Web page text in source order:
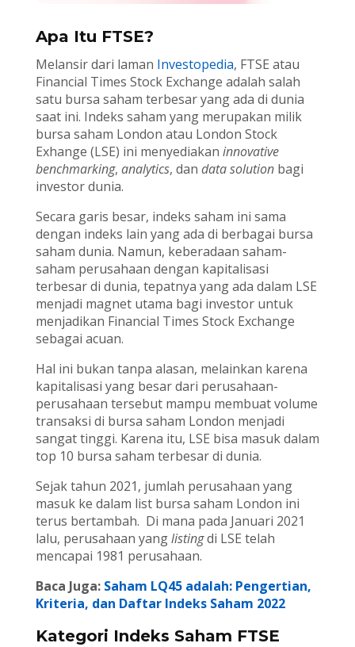
Apa Itu FTSE?
Melansir dari laman Investopedia, FTSE atau
Financial Times Stock Exchange adalah salah
satu bursa saham terbesar yang ada di dunia
saat ini. Indeks saham yang merupakan milik
bursa saham London atau London Stock
Exhange (LSE) ini menyediakan innovative
benchmarking, analytics, dan data solutionbagi
investor dunia.
Secara garis besar, indeks saham ini sama
dengan indeks lain yang ada di berbagai bursa
saham dunia. Namun, keberadaan saham-
saham perusahaan dengan kapitalisasi
terbesar di dunia, tepatnya yang ada dalam LSE
menjadi magnet utama bagi investor untuk
menjadikan Financial Times Stock Exchange
sebagai acuan.
Hal ini bukan tanpa alasan, melainkan karena
kapitalisasi yang besar dari perusahaan-
perusahaan tersebut mampu membuat volume
transaksi di bursa saham London menjadi
sangat tinggi. Karena itu, LSE bisa masuk dalam
top 10 bursa saham terbesar di dunia.
Sejak tahun 2021, jumlah perusahaan yang
masuk ke dalam list bursa saham London ini
terus bertambah. Di mana pada Januari 2021
lalu, perusahaan yanglistingdi LSE telah
mencapai 1981 perusahaan.
Baca Juga: Saham LQ45 adalah: Pengertian,
Kriteria, dan Daftar Indeks Saham 2022
Kategori Indeks Saham FTSE